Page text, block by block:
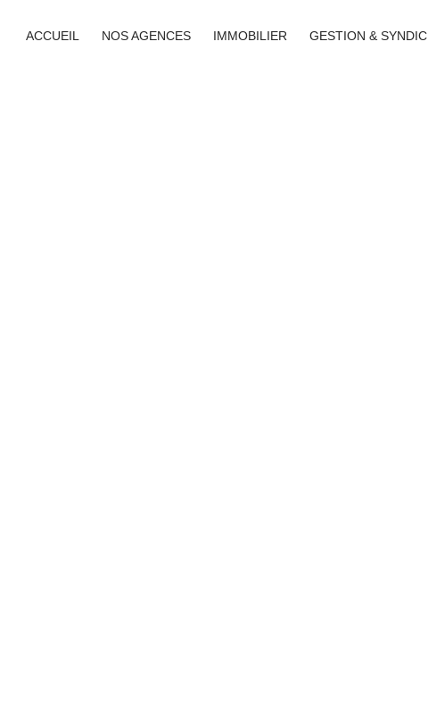
ACCUEIL NOS AGENCES IMMOBILIER GESTION & SYNDIC